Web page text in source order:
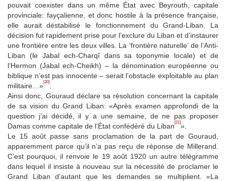
pouvait coexister dans un même État avec Beyrouth, capitale
provinciale: fayçalienne, et donc hostile à la présence française,
elle aurait déstabilisé le fonctionnement du Grand-Liban. La
décision fut rapidement prise pour l’exclure du Liban et d’instaurer
une frontière entre les deux villes. La ‘frontière naturelle’ de l’Anti-
Liban (le Jabal ech-Charqî dans sa toponymie locale) et de
l’Hermon (Jabal ech-Cheikh) – la dénomination européenne ou
biblique n’est pas innocente – serait l’obstacle exploitable au plan
militaire…»[20]
Ainsi donc, Gouraud déclare sa résolution concernant la capitale
de sa vision du Grand Liban: «Après examen approfondi de la
question j’ai décidé, il y a une semaine, de ne pas proposer
Damas comme capitale de l’État confédéré du Liban [21]».
Le 15 août passe sans proclamation de la part de Gouraud,
apparemment parce qu’il n’a pas reçu de réponse de Millerand.
C’est pourquoi, il renvoie le 19 août 1920 un autre télégramme
dans lequel il insiste à nouveau sur la nécessité de proclamer le
Grand Liban d’autant que les demandes se multiplient. «La